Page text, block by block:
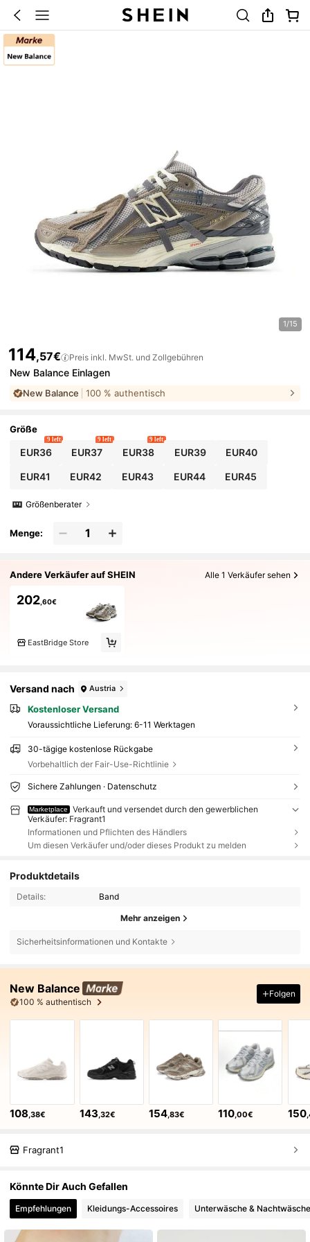
1/15
114,57€ Preis inkl. MwSt. und Zollgebühren
New Balance Einlagen
New Balance 100 % authentisch
Größe
EUR36
9 left
EUR37
9 left
EUR38
9 left
EUR39 EUR40
EUR41 EUR42 EUR43 EUR44 EUR45
Größenberater
Menge:
Andere Verkäufer auf SHEIN Alle 1 Verkäufer sehen
202,60€
EastBridge Store
Versand nach Austria
Kostenloser Versand
Voraussichtliche Lieferung: 6-11 Werktagen
30-tägige kostenlose Rückgabe
Vorbehaltlich der Fair-Use-Richtlinie
Sichere Zahlungen · Datenschutz
Marketplace
Verkauft und versendet durch den gewerblichen
Verkäufer: Fragrant1
Informationen und Pflichten des Händlers
Um diesen Verkäufer und/oder dieses Produkt zu melden
Produktdetails
Details: Band
Mehr anzeigen
Sicherheitsinformationen und Kontakte
New Balance
100 % authentisch
Folgen
108,38€ 143,32€ 154,83€ 110,00€ 150
Fragrant1
Könnte Dir Auch Gefallen
Empfehlungen Kleidungs-Accessoires Unterwäsche & Nachtwäsche